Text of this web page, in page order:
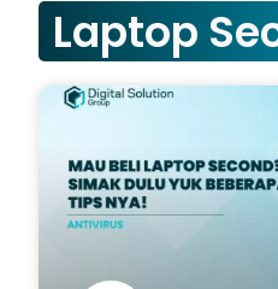
Laptop